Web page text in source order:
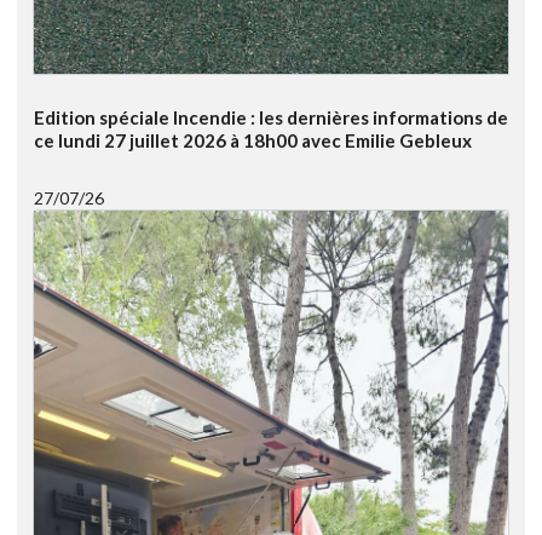
Edition spéciale Incendie : les dernières informations de
ce lundi 27 juillet 2026 à 18h00 avec Emilie Gebleux
27/07/26